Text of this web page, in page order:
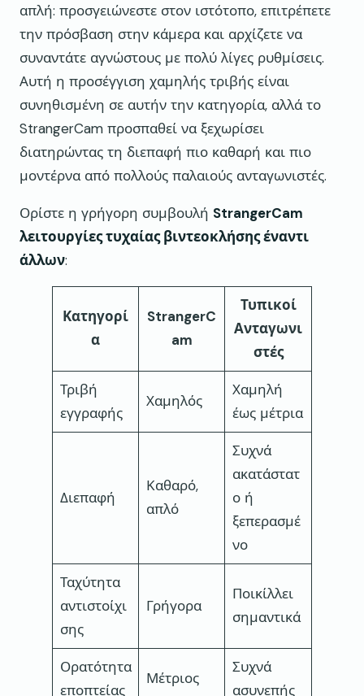
απλή: προσγειώνεστε στον ιστότοπο, επιτρέπετε
την πρόσβαση στην κάμερα και αρχίζετε να
συναντάτε αγνώστους με πολύ λίγες ρυθμίσεις.
Αυτή η προσέγγιση χαμηλής τριβής είναι
συνηθισμένη σε αυτήν την κατηγορία, αλλά το
StrangerCam προσπαθεί να ξεχωρίσει
διατηρώντας τη διεπαφή πιο καθαρή και πιο
μοντέρνα από πολλούς παλαιούς ανταγωνιστές.
Ορίστε η γρήγορη συμβουλή StrangerCam
λειτουργίες τυχαίας βιντεοκλήσης έναντι
άλλων:
Κατηγορί
α
StrangerC
am
Τυπικοί
Ανταγωνι
στές
Τριβή
εγγραφής
Χαμηλός
Χαμηλή
έως μέτρια
Διεπαφή
Καθαρό,
απλό
Συχνά
ακατάστατ
ο ή
ξεπερασμέ
νο
Ταχύτητα
αντιστοίχι
σης
Γρήγορα
Ποικίλλει
σημαντικά
Ορατότητα
εποπτείας
Μέτριος
Συχνά
ασυνεπής